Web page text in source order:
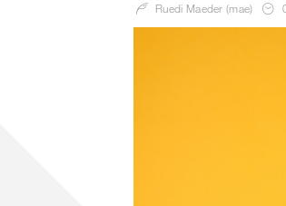
Ruedi Maeder (mae)